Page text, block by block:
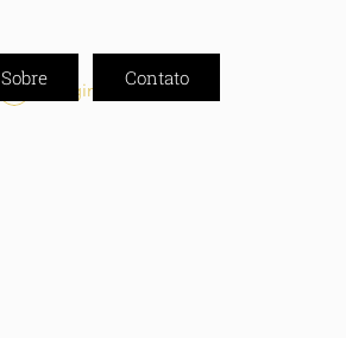
Sobre Contato
Login